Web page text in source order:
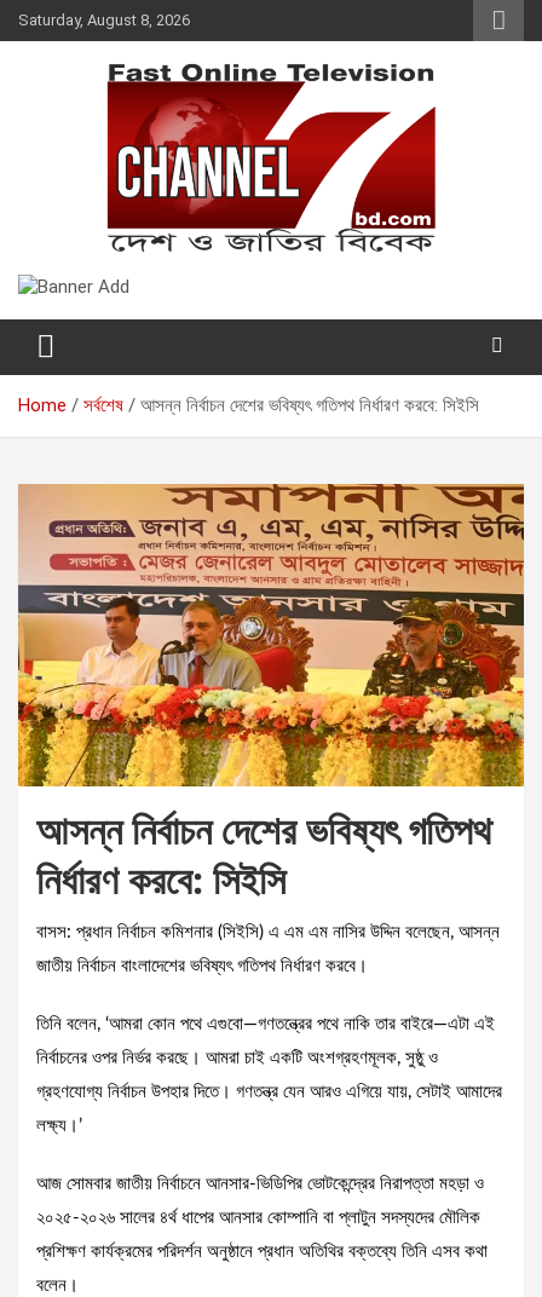
Skip
to
Saturday, August 8, 2026
Fast Online Television –
CHANNEL7BD.COM
Home সর্বশেষ আসন্ন নির্বাচন দেশের ভবিষ্যৎ গতিপথ নির্ধারণ করবে: সিইসি
আসন্ন নির্বাচন দেশের ভবিষ্যৎ গতিপথ
নির্ধারণ করবে: সিইসি
বাসস: প্রধান নির্বাচন কমিশনার (সিইসি) এ এম এম নাসির উদ্দিন বলেছেন, আসন্ন
জাতীয় নির্বাচন বাংলাদেশের ভবিষ্যৎ গতিপথ নির্ধারণ করবে।
তিনি বলেন, ‘আমরা কোন পথে এগুবো—গণতন্ত্রের পথে নাকি তার বাইরে—এটা এই
নির্বাচনের ওপর নির্ভর করছে। আমরা চাই একটি অংশগ্রহণমূলক, সুষ্ঠু ও
গ্রহণযোগ্য নির্বাচন উপহার দিতে। গণতন্ত্র যেন আরও এগিয়ে যায়, সেটাই আমাদের
লক্ষ্য।’
আজ সোমবার জাতীয় নির্বাচনে আনসার-ভিডিপির ভোটকেন্দ্রের নিরাপত্তা মহড়া ও
২০২৫-২০২৬ সালের ৪র্থ ধাপের আনসার কোম্পানি বা প্লাটুন সদস্যদের মৌলিক
প্রশিক্ষণ কার্যক্রমের পরিদর্শন অনুষ্ঠানে প্রধান অতিথির বক্তব্যে তিনি এসব কথা
বলেন।